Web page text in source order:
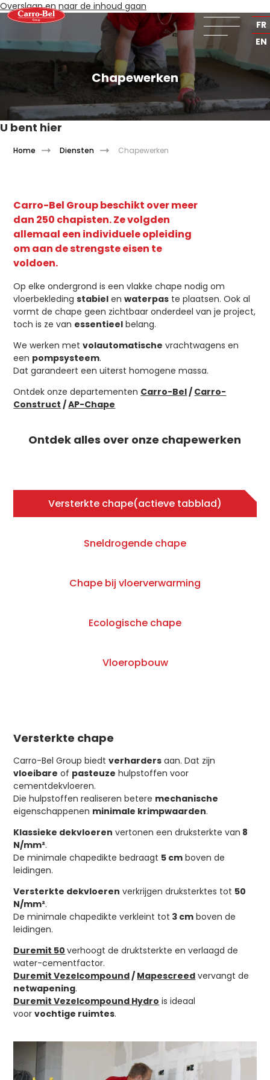
FR
EN
Overslaan en naar de inhoud gaan
Chapewerken
U bent hier
Home Diensten Chapewerken
Carro-Bel Group beschikt over meer
dan 250 chapisten. Ze volgden
allemaal een individuele opleiding
om aan de strengste eisen te
voldoen.
Op elke ondergrond is een vlakke chape nodig om
vloerbekledingstabiel enwaterpas te plaatsen. Ook al
vormt de chape geen zichtbaar onderdeel van je project,
toch is ze van essentieel belang.
We werken metvolautomatische vrachtwagens en
een pompsysteem.
Dat garandeert een uiterst homogene massa.
Ontdek onze departementen Carro-Bel/ Carro-
Construct /AP-Chape
Ontdek alles over onze chapewerken
Versterkte chape(actieve tabblad)
Sneldrogende chape
Chape bij vloerverwarming
Ecologische chape
Vloeropbouw
Versterkte chape
Carro-Bel Group biedtverharders aan. Dat zijn
vloeibare of pasteuze hulpstoffen voor
cementdekvloeren.
Die hulpstoffen realiseren betere mechanische
eigenschappenen minimale krimpwaarden.
Klassieke dekvloeren vertonen een druksterkte van 8
N/mm².
De minimale chapedikte bedraagt 5 cm boven de
leidingen.
Versterkte dekvloeren verkrijgen druksterktes tot 50
N/mm².
De minimale chapedikte verkleint tot 3 cm boven de
leidingen.
Duremit 50 verhoogt de druktsterkte en verlaagd de
water-cementfactor.
Duremit Vezelcompound/ Mapescreed vervangt de
netwapening.
Duremit Vezelcompound Hydro is ideaal
voorvochtige ruimtes.